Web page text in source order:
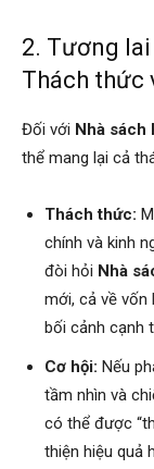
2. Tương
Thách thức
Đối với Nhà sách
thể mang lại cả
Thách thức:
chính và kinh
đòi hỏi Nhà
mới, cả về vốn
bối cảnh cạnh
Cơ hội: Nếu
tầm nhìn và
có thể được
thiện hiệu quả